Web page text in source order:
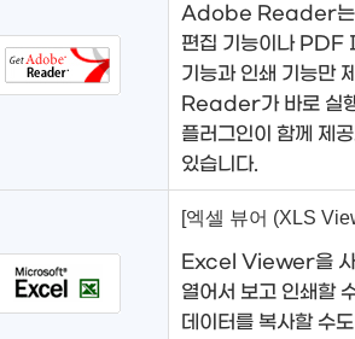
Adobe Reader는
편집 기능이나 PDF
기능과 인쇄 기능만
Reader가 바로 실
플러그인이 함께 제
있습니다.
[엑셀 뷰어 (XLS
Excel Viewer을 사
열어서 보고 인쇄할
데이터를 복사할 수